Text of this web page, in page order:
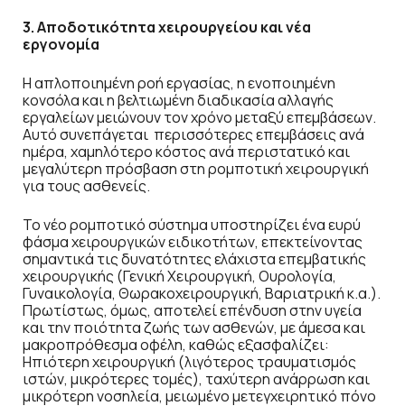
3. Αποδοτικότητα χειρουργείου και νέα
εργονομία
Η απλοποιημένη ροή εργασίας, η ενοποιημένη
κονσόλα και η βελτιωμένη διαδικασία αλλαγής
εργαλείων μειώνουν τον χρόνο μεταξύ επεμβάσεων.
Αυτό συνεπάγεται περισσότερες επεμβάσεις ανά
ημέρα, χαμηλότερο κόστος ανά περιστατικό και
μεγαλύτερη πρόσβαση στη ρομποτική χειρουργική
για τους ασθενείς.
Το νέο ρομποτικό σύστημα υποστηρίζει ένα ευρύ
φάσμα χειρουργικών ειδικοτήτων, επεκτείνοντας
σημαντικά τις δυνατότητες ελάχιστα επεμβατικής
χειρουργικής (Γενική Χειρουργική, Ουρολογία,
Γυναικολογία, Θωρακοχειρουργική, Βαριατρική κ.α.).
Πρωτίστως, όμως, αποτελεί επένδυση στην υγεία
και την ποιότητα ζωής των ασθενών, με άμεσα και
μακροπρόθεσμα οφέλη, καθώς εξασφαλίζει:
Ηπιότερη χειρουργική (λιγότερος τραυματισμός
ιστών, μικρότερες τομές), ταχύτερη ανάρρωση και
μικρότερη νοσηλεία, μειωμένο μετεγχειρητικό πόνο